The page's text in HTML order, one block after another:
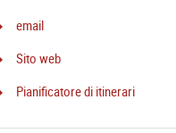
email
Sito web
Pianificatore di itinerari